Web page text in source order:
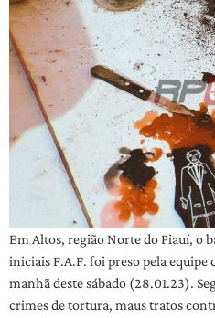
Em Altos, região Norte do Piauí, o
iniciais F.A.F. foi preso pela equipe
manhã deste sábado (28.01.23).
crimes de tortura, maus tratos